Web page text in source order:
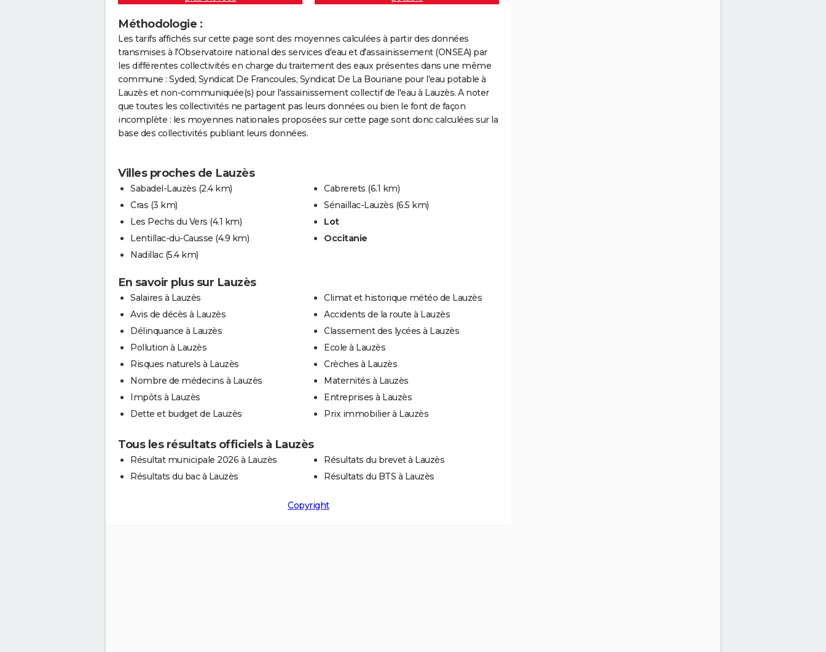
Méthodologie :
Les tarifs affichés sur cette page sont des moyennes calculées à partir des données
transmises à l'Observatoire national des services d'eau et d'assainissement (ONSEA) par
les différentes collectivités en charge du traitement des eaux présentes dans une même
commune : Syded, Syndicat De Francoules, Syndicat De La Bouriane pour l'eau potable à
Lauzès et non-communiquée(s) pour l'assainissement collectif de l'eau à Lauzès. A noter
que toutes les collectivités ne partagent pas leurs données ou bien le font de façon
incomplète : les moyennes nationales proposées sur cette page sont donc calculées sur la
base des collectivités publiant leurs données.
Villes proches de Lauzès
Sabadel-Lauzès (2.4 km)
Cras (3 km)
Les Pechs du Vers (4.1 km)
Lentillac-du-Causse (4.9 km)
Nadillac (5.4 km)
Cabrerets (6.1 km)
Sénaillac-Lauzès (6.5 km)
Lot
Occitanie
En savoir plus sur Lauzès
Salaires à Lauzès
Avis de décès à Lauzès
Délinquance à Lauzès
Pollution à Lauzès
Risques naturels à Lauzès
Nombre de médecins à Lauzès
Impôts à Lauzès
Dette et budget de Lauzès
Climat et historique météo de Lauzès
Accidents de la route à Lauzès
Classement des lycées à Lauzès
Ecole à Lauzès
Crèches à Lauzès
Maternités à Lauzès
Entreprises à Lauzès
Prix immobilier à Lauzès
Tous les résultats officiels à Lauzès
Résultat municipale 2026 à Lauzès
Résultats du bac à Lauzès
Résultats du brevet à Lauzès
Résultats du BTS à Lauzès
Copyright